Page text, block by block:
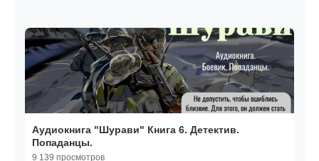
Аудиокнига "Шурави" Книга 6. Детектив.
Попаданцы.
9 139 просмотров